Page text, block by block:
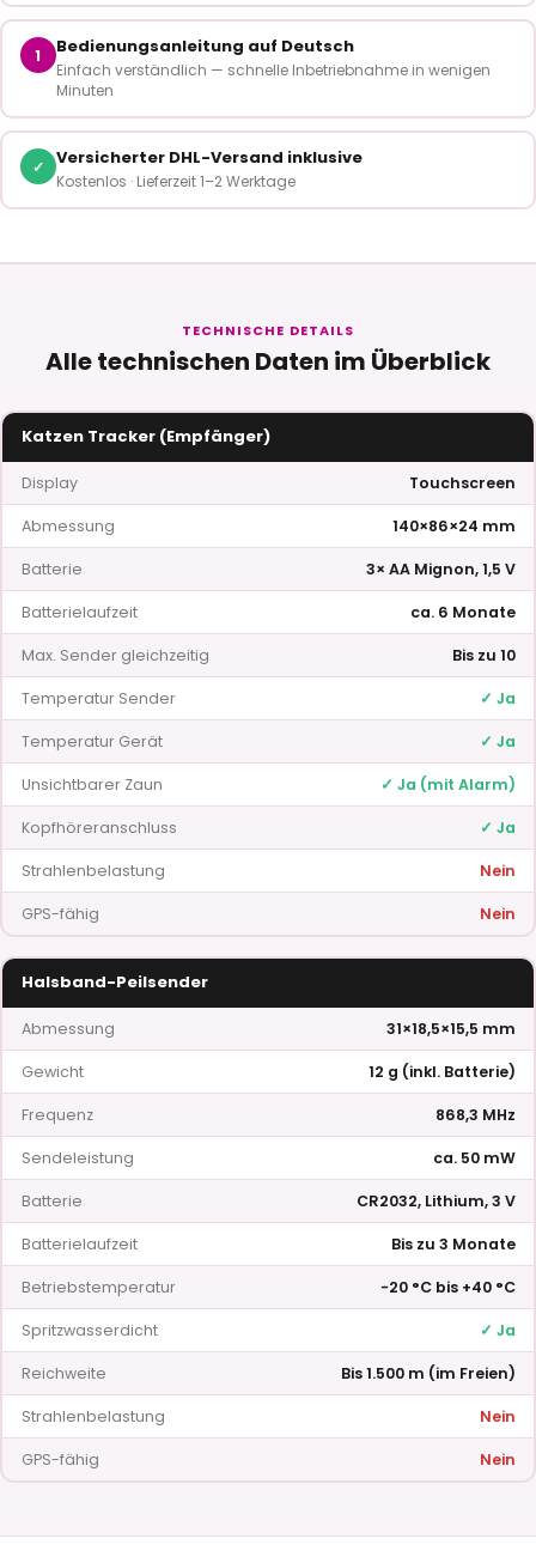
1 Bedienungsanleitung auf Deutsch
Einfach verständlich — schnelle Inbetriebnahme in wenigen
Minuten
✓ Versicherter DHL-Versand inklusive
Kostenlos · Lieferzeit 1–2 Werktage
TECHNISCHE DETAILS
Alle technischen Daten im Überblick
Katzen Tracker (Empfänger)
Display Touchscreen
Abmessung 140×86×24 mm
Batterie 3× AA Mignon, 1,5 V
Batterielaufzeit ca. 6 Monate
Max. Sender gleichzeitig Bis zu 10
Temperatur Sender ✓ Ja
Temperatur Gerät ✓ Ja
Unsichtbarer Zaun ✓ Ja (mit Alarm)
Kopfhöreranschluss ✓ Ja
Strahlenbelastung Nein
GPS-fähig Nein
Halsband-Peilsender
Abmessung 31×18,5×15,5 mm
Gewicht 12 g (inkl. Batterie)
Frequenz 868,3 MHz
Sendeleistung ca. 50 mW
Batterie CR2032, Lithium, 3 V
Batterielaufzeit Bis zu 3 Monate
Betriebstemperatur −20 °C bis +40 °C
Spritzwasserdicht ✓ Ja
Reichweite Bis 1.500 m (im Freien)
Strahlenbelastung Nein
GPS-fähig Nein